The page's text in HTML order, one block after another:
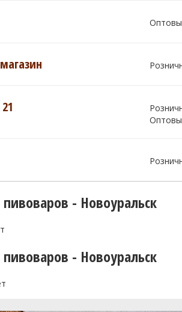
- Новоуральск
- Новоуральск